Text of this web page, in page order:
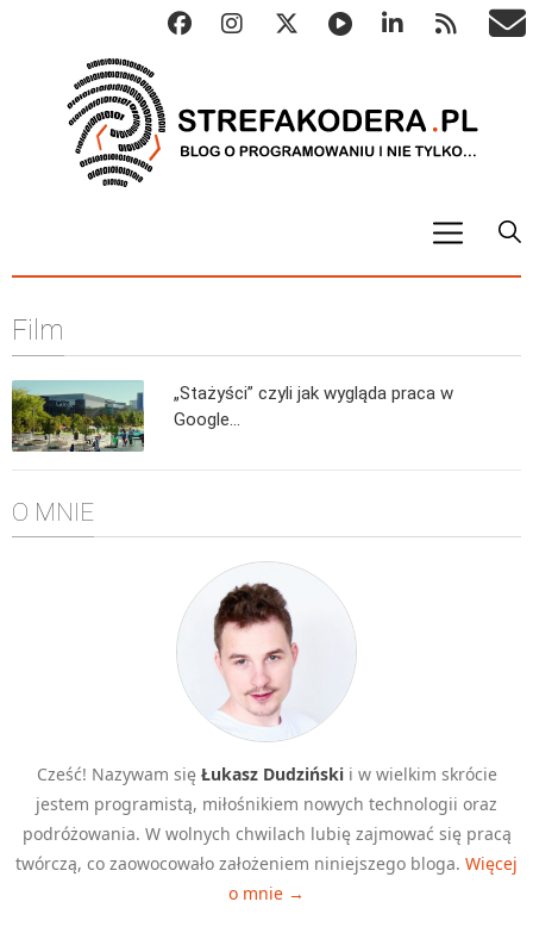
Metody numeryczne
Algorytmy wyszukiwania
Inne
C++
Elementarz Java
Pascal
HTML 5
CSS 3
Film
„Stażyści” czyli jak wygląda praca w
Google…
O MNIE
Cześć! Nazywam się Łukasz Dudzińskii w wielkim skrócie
jestem programistą, miłośnikiem nowych technologii oraz
podróżowania. W wolnych chwilach lubię zajmować się pracą
twórczą, co zaowocowało założeniem niniejszego bloga. Więcej
o mnie →